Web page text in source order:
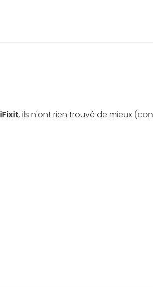
iFixit, ils n'ont rien trouvé de mieux